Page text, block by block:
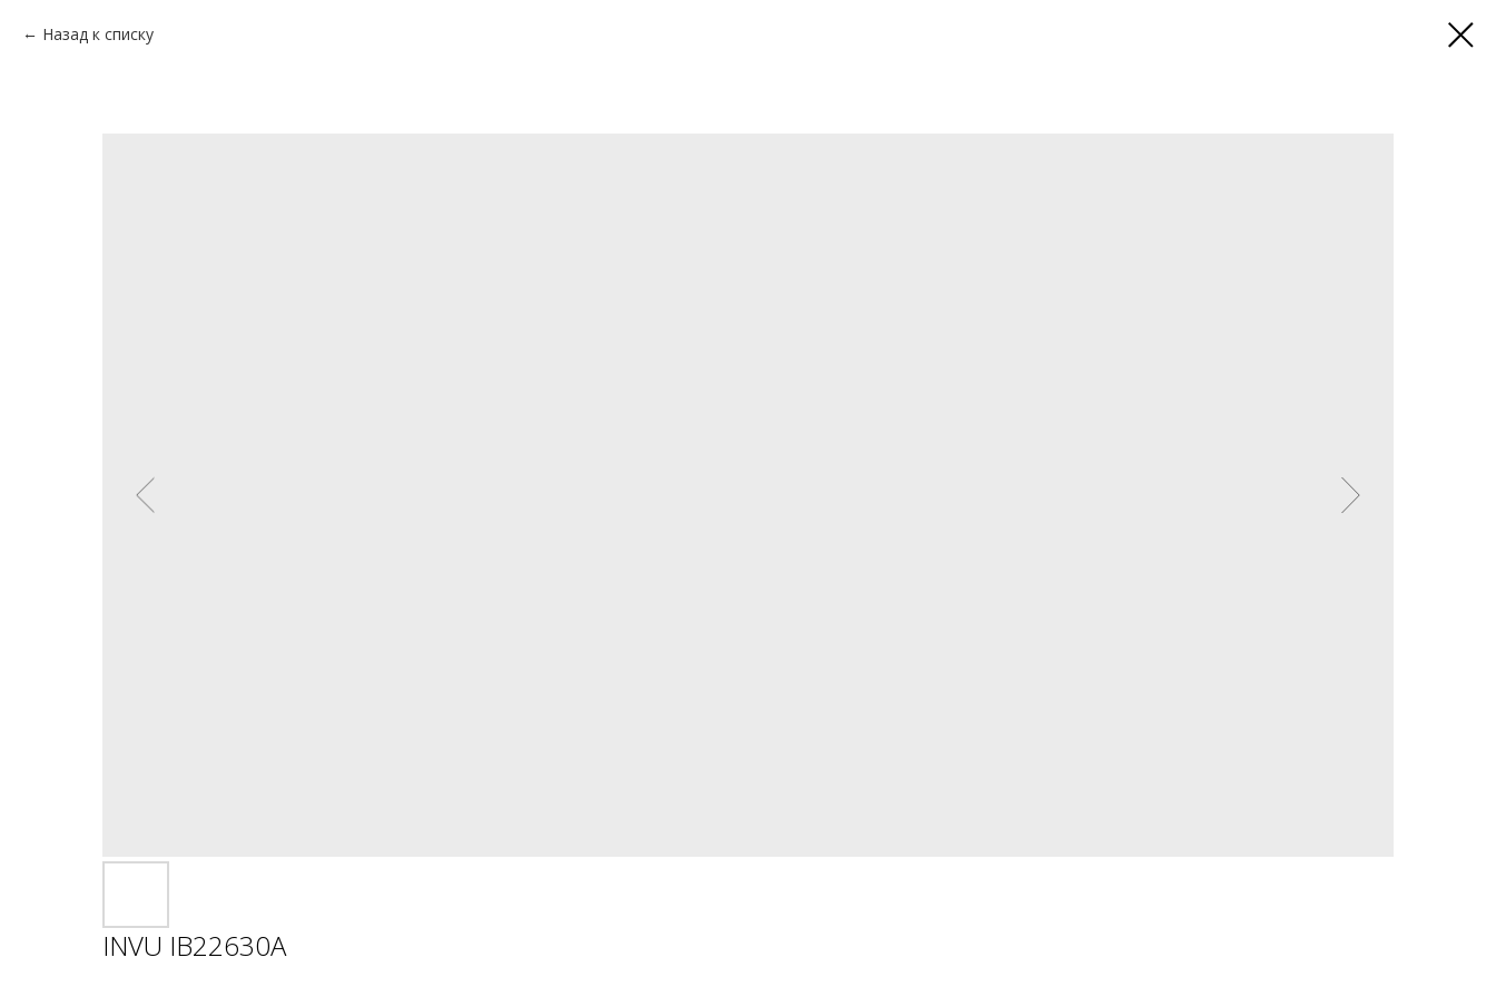
Назад к списку
INVU IB22630A